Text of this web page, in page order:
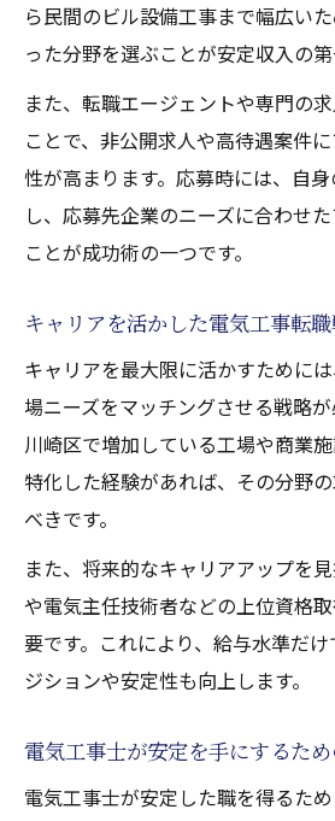
ら民間のビル設備工事まで幅広い
った分野を選ぶことが安定収入の第
また、転職エージェントや専門の
ことで、非公開求人や高待遇案件
性が高まります。応募時には、自
し、応募先企業のニーズに合わせ
ことが成功術の一つです。
キャリアを活かした電気工事転
キャリアを最大限に活かすために
場ニーズをマッチングさせる戦略が
川崎区で増加している工場や商業
特化した経験があれば、その分野
べきです。
また、将来的なキャリアアップを
や電気主任技術者などの上位資格
要です。これにより、給与水準だ
ジションや安定性も向上します。
電気工事士が安定を手にするた
電気工事士が安定した職を得るた